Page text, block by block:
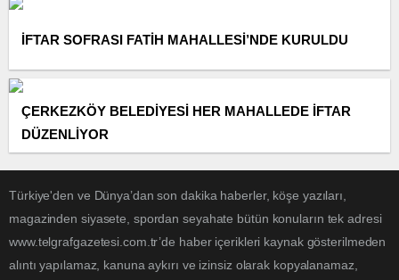
İFTAR SOFRASI FATİH MAHALLESİ’NDE KURULDU
ÇERKEZKÖY BELEDİYESİ HER MAHALLEDE İFTAR
DÜZENLİYOR
Türkiye'den ve Dünya’dan son dakika haberler, köşe yazıları,
magazinden siyasete, spordan seyahate bütün konuların tek adresi
www.telgrafgazetesi.com.tr’de haber içerikleri kaynak gösterilmeden
alıntı yapılamaz, kanuna aykırı ve izinsiz olarak kopyalanamaz,